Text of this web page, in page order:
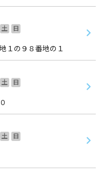
土
日
１の９８番地の１
土
日
土
日